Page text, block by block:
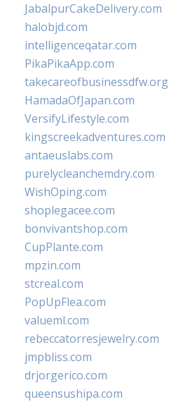
JabalpurCakeDelivery.com
halobjd.com
intelligenceqatar.com
PikaPikaApp.com
takecareofbusinessdfw.org
HamadaOfJapan.com
VersifyLifestyle.com
kingscreekadventures.com
antaeuslabs.com
purelycleanchemdry.com
WishOping.com
shoplegacee.com
bonvivantshop.com
CupPlante.com
mpzin.com
stcreal.com
PopUpFlea.com
valueml.com
rebeccatorresjewelry.com
jmpbliss.com
drjorgerico.com
queensushipa.com